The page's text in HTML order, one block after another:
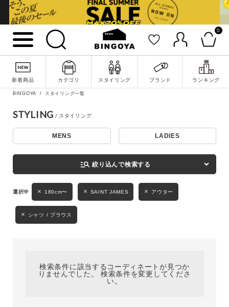
0
新着商品 カテゴリ スタイリング ブランド ランキング
詳細検索
キーワード
性別
MENS LADIES KIDS
BINGOYA スタイリング一覧
STYLING
MENS LADIES
manage_search 絞り込んで検索する
180cm〜 SAINT JAMES アウター
シャツ / ブラウス
検索条件に該当するコーディネートが見つか
りませんでした。 検索条件を変更してくださ
い。